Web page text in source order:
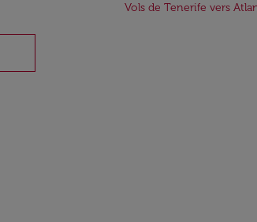
Vols de Tenerife vers